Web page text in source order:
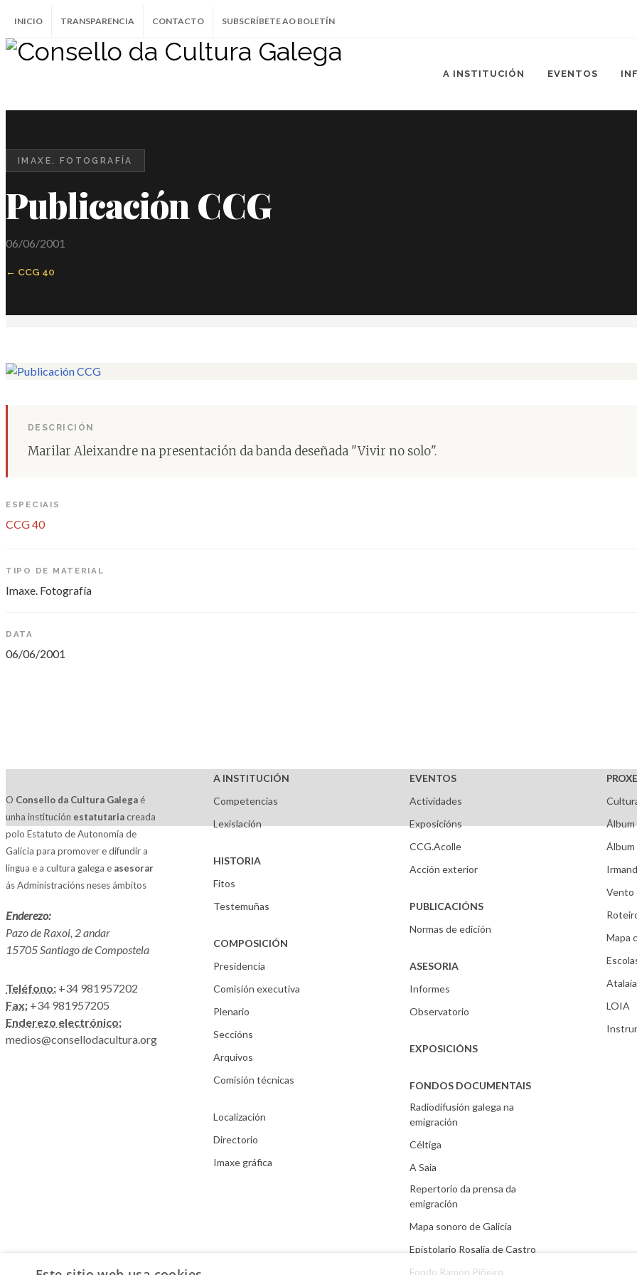
INICIO TRANSPARENCIA CONTACTO SUBSCRÍBETE AO BOLETÍN
A INSTITUCIÓN EVENTOS
IMAXE. FOTOGRAFÍA
Publicación CCG
06/06/2001
CCG 40
DESCRICIÓN
Marilar Aleixandre na presentación da banda deseñada "Vivir no solo".
ESPECIAIS
CCG 40
TIPO DE MATERIAL
Imaxe. Fotografía
DATA
06/06/2001
O Consello da Cultura Galega é
unha institución estatutariacreada
polo Estatuto de Autonomía de
Galicia para promover e difundir a
lingua e a cultura galega e asesorar
ás Administracións neses ámbitos
Enderezo:
Pazo de Raxoi, 2 andar
15705 Santiago de Compostela
Teléfono: +34 981957202
Fax: +34 981957205
Enderezo electrónico:
medios@consellodacultura.org
A INSTITUCIÓN
Competencias
Lexislación
HISTORIA
Fitos
Testemuñas
COMPOSICIÓN
Presidencia
Comisión executiva
Plenario
Seccións
Arquivos
Comisión técnicas
Localización
Directorio
Imaxe gráfica
EVENTOS
Actividades
Exposicións
CCG.Acolle
Acción exterior
PUBLICACIÓNS
Normas de edición
ASESORIA
Informes
Observatorio
EXPOSICIÓNS
FONDOS DOCUMENTAIS
Radiodifusión galega na
emigración
Céltiga
A Saia
Repertorio da prensa da
emigración
Mapa sonoro de Galicia
Epistolario Rosalía de Castro
Fondo Ramón Piñeiro
Álbum
Álbum
Vento
Mapa
Atalaia
LOIA